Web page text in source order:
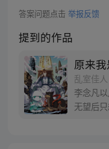
答案问题点击 举报反馈
提到的作品
原来我
乱室佳
李念凡
无望后